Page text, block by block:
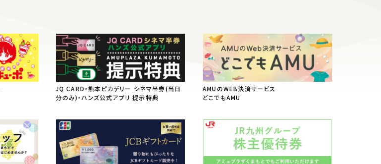
JQ CARD・熊本ピカデリー シネマ半券(当日
分のみ)・ハンズ公式アプリ 提示特典
AMUのWEB決済サービス
どこでもAMU